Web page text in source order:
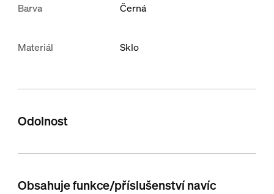
Barva Černá
Materiál Sklo
Odolnost
Obsahuje funkce/příslušenství navíc